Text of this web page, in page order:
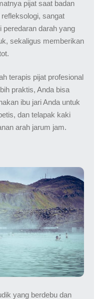
pijat saat badan
sangat
darah yang
sekaligus memberikan
terapis pijat profesional
praktis, Anda bisa
ibu jari Anda untuk
dan telapak kaki
arah jarum jam.
yang berdebu dan